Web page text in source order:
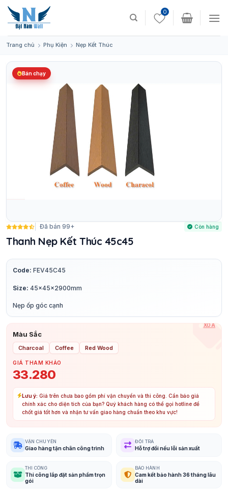
Skip
content
0
Trang chủ Phụ Kiện Nẹp Kết Thúc
Bán chạy
Đã bán 99+ Còn hàng
Thanh Nẹp Kết Thúc 45c45
Code: FEV45C45
Size: 45x45x2900mm
Nẹp ốp góc cạnh
Màu Sắc
Charcoal Coffee Red Wood
XÓA
GIÁ THAM KHẢO
33.280
Lưu ý: Giá trên chưa bao gồm phí vận chuyển và thi công. Cần báo giá
chính xác cho diện tích của bạn? Quý khách hàng có thể gọi hotline để
chốt giá tốt hơn và nhận tư vấn giao hàng chuẩn theo khu vực!
VẬN CHUYỂN
Giao hàng tận chân công trình
ĐỔI TRẢ
Hỗ trợ đổi nếu lỗi sản xuất
THI CÔNG
Thi công lắp đặt sản phẩm trọn
gói
BẢO HÀNH
Cam kết bảo hành 36 tháng lâu
dài